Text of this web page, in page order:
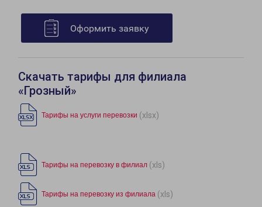
Оформить заявку
Скачать тарифы для филиала
«Грозный»
Тарифы на услуги перевозки (xlsx)
Тарифы на перевозку в филиал (xls)
Тарифы на перевозку из филиала (xls)